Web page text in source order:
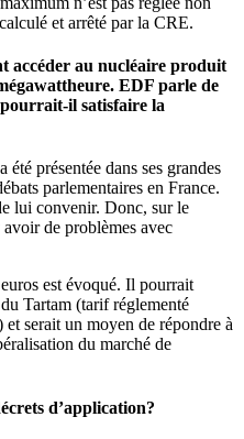
et arrêté par la CRE.
accéder au nucléaire produit
EDF parle de
il satisfaire la
présentée dans ses grandes
parlementaires en France.
lui convenir. Donc, sur le
de problèmes avec
est évoqué. Il pourrait
Tartam (tarif réglementé
serait un moyen de répondre à
du marché de
d’application?